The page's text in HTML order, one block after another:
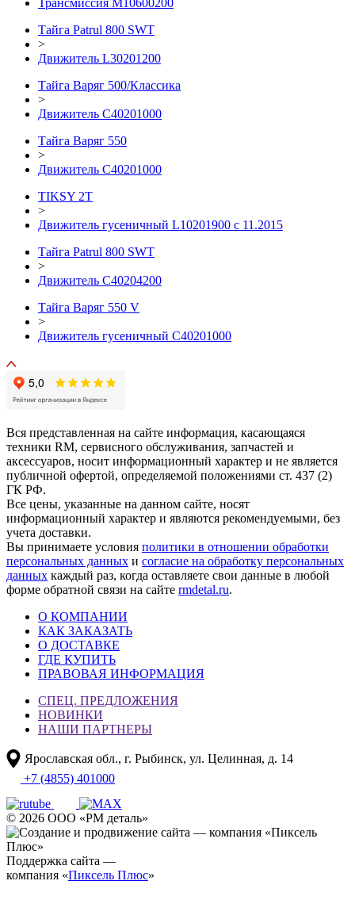
Трансмиссия М10600200
Тайга Patrul 800 SWT
>
Движитель L30201200
Тайга Варяг 500/Классика
>
Движитель С40201000
Тайга Варяг 550
>
Движитель С40201000
TIKSY 2T
>
Движитель гусеничный L10201900 с 11.2015
Тайга Patrul 800 SWT
>
Движитель С40204200
Тайга Варяг 550 V
>
Движитель гусеничный C40201000
Вся представленная на сайте информация, касающаяся
техники RM, сервисного обслуживания, запчастей и
аксессуаров, носит информационный характер и не является
публичной офертой, определяемой положениями ст. 437 (2)
ГК РФ.
Все цены, указанные на данном сайте, носят
информационный характер и являются рекомендуемыми, без
учета доставки.
Вы принимаете условия политики в отношении обработки
персональных данных и согласие на обработку персональных
данных каждый раз, когда оставляете свои данные в любой
форме обратной связи на сайте rmdetal.ru.
О КОМПАНИИ
КАК ЗАКАЗАТЬ
О ДОСТАВКЕ
ГДЕ КУПИТЬ
ПРАВОВАЯ ИНФОРМАЦИЯ
СПЕЦ. ПРЕДЛОЖЕНИЯ
НОВИНКИ
НАШИ ПАРТНЕРЫ
Ярославская обл., г. Рыбинск, ул. Целинная, д. 14
+7 (4855) 401000
© 2026 ООО «РМ деталь»
Поддержка сайта —
компания «Пиксель Плюс»